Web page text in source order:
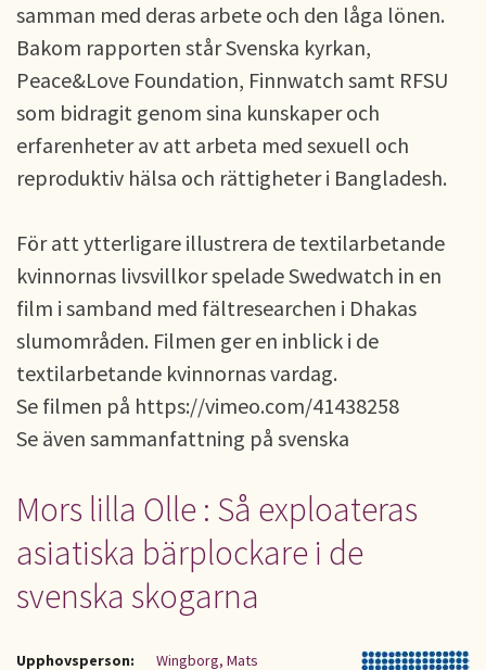
samman med deras arbete och den låga lönen.
Bakom rapporten står Svenska kyrkan,
Peace&Love Foundation, Finnwatch samt RFSU
som bidragit genom sina kunskaper och
erfarenheter av att arbeta med sexuell och
reproduktiv hälsa och rättigheter i Bangladesh.
För att ytterligare illustrera de textilarbetande
kvinnornas livsvillkor spelade Swedwatch in en
film i samband med fältresearchen i Dhakas
slumområden. Filmen ger en inblick i de
textilarbetande kvinnornas vardag.
Se filmen på https://vimeo.com/41438258
Se även sammanfattning på svenska
Mors lilla Olle : Så exploateras
asiatiska bärplockare i de
svenska skogarna
Upphovsperson:
Wingborg, Mats